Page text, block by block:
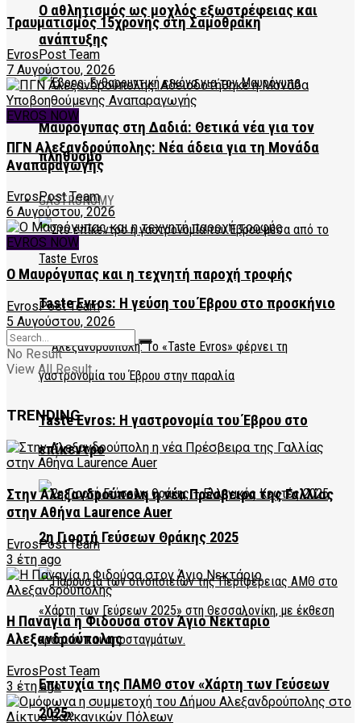
Ο αθλητισμός ως μοχλός εξωστρέφειας και
ανάπτυξης
Μαυρόγυπας στη Δαδιά: Θετικά νέα για τον
πληθυσμό
GASTRONOMY
Taste Evros: Η γεύση του Έβρου στο προσκήνιο
Taste Evros: Η γαστρονομία του Έβρου στο
επίκεντρο
2η Γιορτή Γεύσεων Θράκης 2025
Επιτυχία της ΠΑΜΘ στον «Χάρτη των Γεύσεων
2025»
Τραυματισμός 15χρονης στη Σαμοθράκη
EvrosPost Team
7 Αυγούστου, 2026
EVROS NOW
ΠΓΝ Αλεξανδρούπολης: Νέα άδεια για τη Μονάδα
Αναπαραγωγής
EvrosPost Team
6 Αυγούστου, 2026
EVROS NOW
Ο Μαυρόγυπας και η τεχνητή παροχή τροφής
EvrosPost Team
5 Αυγούστου, 2026
No Result
View All Result
TRENDING
Στην Αλεξανδρούπολη η νέα Πρέσβειρα της Γαλλίας
στην Αθήνα Laurence Auer
EvrosPost Team
3 έτη ago
Η Παναγία η Φιδούσα στον Άγιο Νεκτάριο
Αλεξανδρούπολης
EvrosPost Team
3 έτη ago